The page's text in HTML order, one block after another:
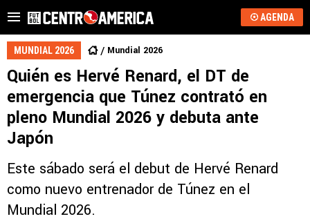
AGENDA
MUNDIAL 2026 Mundial 2026
Quién es Hervé Renard, el DT de
emergencia que Túnez contrató en
pleno Mundial 2026 y debuta ante
Japón
Este sábado será el debut de Hervé Renard
como nuevo entrenador de Túnez en el
Mundial 2026.